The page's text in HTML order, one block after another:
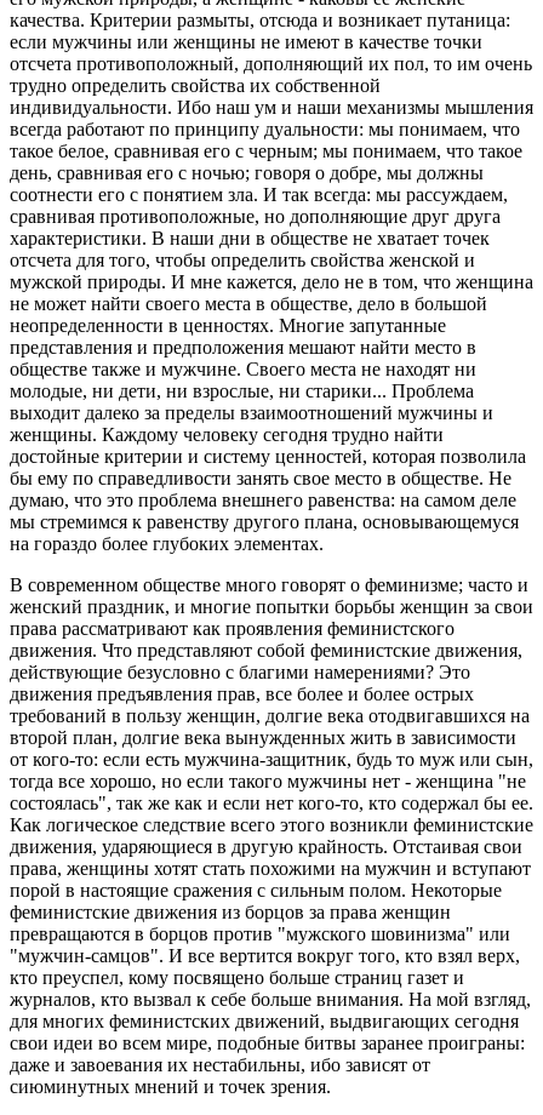
качества. Критерии размыты, отсюда и возникает путаница:
если мужчины или женщины не имеют в качестве точки
отсчета противоположный, дополняющий их пол, то им очень
трудно определить свойства их собственной
индивидуальности. Ибо наш ум и наши механизмы мышления
всегда работают по принципу дуальности: мы понимаем, что
такое белое, сравнивая его с черным; мы понимаем, что такое
день, сравнивая его с ночью; говоря о добре, мы должны
соотнести его с понятием зла. И так всегда: мы рассуждаем,
сравнивая противоположные, но дополняющие друг друга
характеристики. В наши дни в обществе не хватает точек
отсчета для того, чтобы определить свойства женской и
мужской природы. И мне кажется, дело не в том, что женщина
не может найти своего места в обществе, дело в большой
неопределенности в ценностях. Многие запутанные
представления и предположения мешают найти место в
обществе также и мужчине. Своего места не находят ни
молодые, ни дети, ни взрослые, ни старики... Проблема
выходит далеко за пределы взаимоотношений мужчины и
женщины. Каждому человеку сегодня трудно найти
достойные критерии и систему ценностей, которая позволила
бы ему по справедливости занять свое место в обществе. Не
думаю, что это проблема внешнего равенства: на самом деле
мы стремимся к равенству другого плана, основывающемуся
на гораздо более глубоких элементах.
В современном обществе много говорят о феминизме; часто и
женский праздник, и многие попытки борьбы женщин за свои
права рассматривают как проявления феминистского
движения. Что представляют собой феминистские движения,
действующие безусловно с благими намерениями? Это
движения предъявления прав, все более и более острых
требований в пользу женщин, долгие века отодвигавшихся на
второй план, долгие века вынужденных жить в зависимости
от кого-то: если есть мужчина-защитник, будь то муж или сын,
тогда все хорошо, но если такого мужчины нет - женщина "не
состоялась", так же как и если нет кого-то, кто содержал бы ее.
Как логическое следствие всего этого возникли феминистские
движения, ударяющиеся в другую крайность. Отстаивая свои
права, женщины хотят стать похожими на мужчин и вступают
порой в настоящие сражения с сильным полом. Некоторые
феминистские движения из борцов за права женщин
превращаются в борцов против "мужского шовинизма" или
"мужчин-самцов". И все вертится вокруг того, кто взял верх,
кто преуспел, кому посвящено больше страниц газет и
журналов, кто вызвал к себе больше внимания. На мой взгляд,
для многих феминистских движений, выдвигающих сегодня
свои идеи во всем мире, подобные битвы заранее проиграны:
даже и завоевания их нестабильны, ибо зависят от
сиюминутных мнений и точек зрения.